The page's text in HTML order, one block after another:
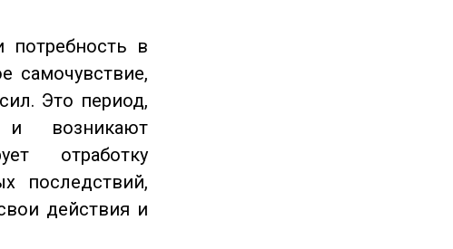
в
самочувствие,
Это период,
возникают
отработку
последствий,
действия и